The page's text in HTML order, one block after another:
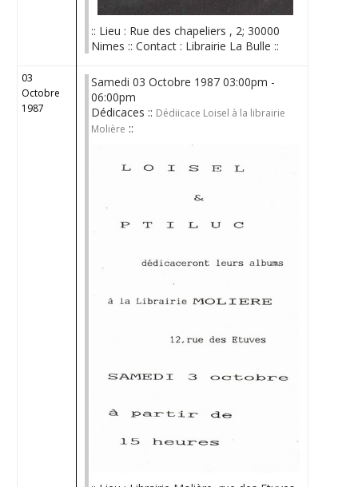
:: Lieu : Rue des chapeliers , 2; 30000
Nimes :: Contact : Librairie La Bulle ::
03
Octobre
1987
Samedi 03 Octobre 1987 03:00pm -
06:00pm
Dédicaces :: Dédiicace Loisel à la librairie
Molière ::